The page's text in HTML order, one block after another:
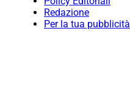
Redazione
Per la tua pubblicità